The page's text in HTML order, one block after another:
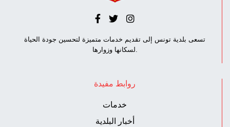
تسعى بلدية تونس إلى تقديم خدمات متميزة لتحسين جودة الحياة
روابط مفيدة
خدمات
أخبار البلدية